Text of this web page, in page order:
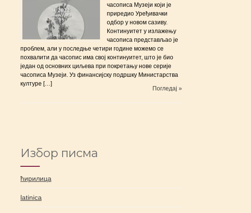
часописа Музеји који је
приредиo Уређивачки
одбор у новом сазиву.
Континуитет у излажењу
часописа представљао је
проблем, али у последње четири године можемо се
похвалити да часопис има свој континуитет, што је био
један од основних циљева при покретању нове серије
часописа Музеји. Уз финансијску подршку Министарства
културе […]
Погледај »
Избор писма
ћирилица
latinica